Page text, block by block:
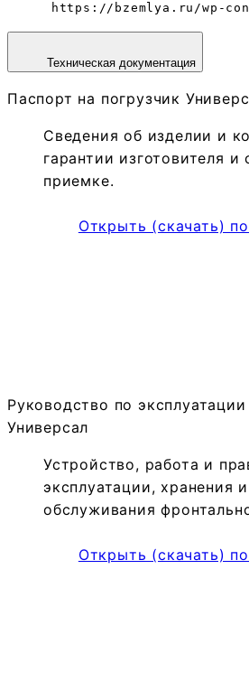
https://bzemlya.ru/wp-
Техническая документация
Паспорт на погрузчик
Сведения об изделии и
гарантии изготовителя и
приемке.
Открыть (скачать)
Руководство по
Универсал
Устройство, работа и
эксплуатации, хранения
обслуживания
Открыть (скачать)